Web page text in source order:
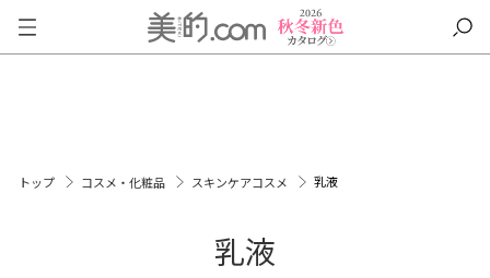
トップ コスメ・化粧品 スキンケアコスメ 乳液
乳液